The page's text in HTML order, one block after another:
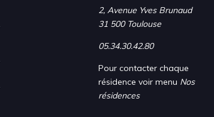
2, Avenue Yves Brunaud
31 500 Toulouse
05.34.30.42.80
Pour contacter chaque
résidence voir menu Nos
résidences